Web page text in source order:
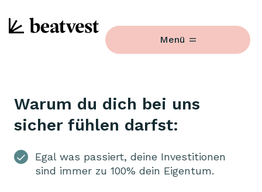
Menü
Warum du dich bei uns
sicher fühlen darfst:
Egal was passiert, deine Investitionen
sind immer zu 100% dein Eigentum.